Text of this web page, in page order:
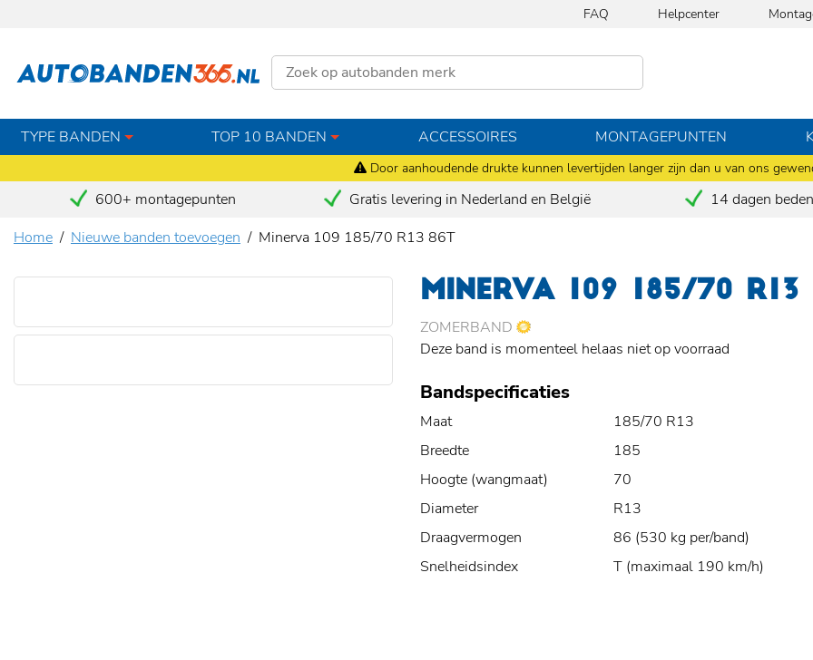
Door aanhoudende drukte kunnen levertijden langer zijn dan u van ons
FAQ Helpcenter
TYPE BANDEN TOP 10 BANDEN ACCESSOIRES MONTAGEPUNTEN
600+ montagepunten Gratis levering in Nederland en België 14 dagen
Home
Nieuwe banden toevoegen Minerva 109 185/70 R13 86T
MINERVA 109 185/70 R13
ZOMERBAND
Deze band is momenteel helaas niet op voorraad
Bandspecificaties
Maat
185/70 R13
Breedte
185
Hoogte (wangmaat)
70
Diameter
R13
Draagvermogen
86 (530 kg per/band)
Snelheidsindex
T (maximaal 190 km/h)